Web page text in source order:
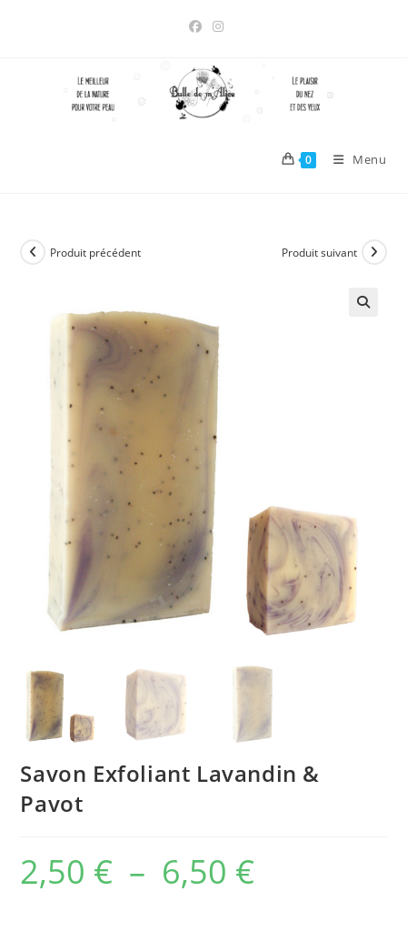
0 Menu
Produit précédent Produit suivant
Savon Exfoliant Lavandin &
Pavot
2,50 € – 6,50 €